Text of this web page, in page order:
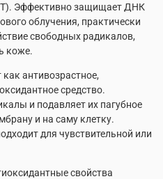
Эффективно защищает ДНК
облучения, практически
свободных радикалов,
коже.
антивозрастное,
средство.
и подавляет их пагубное
и на саму клетку.
для чувствительной или
свойства